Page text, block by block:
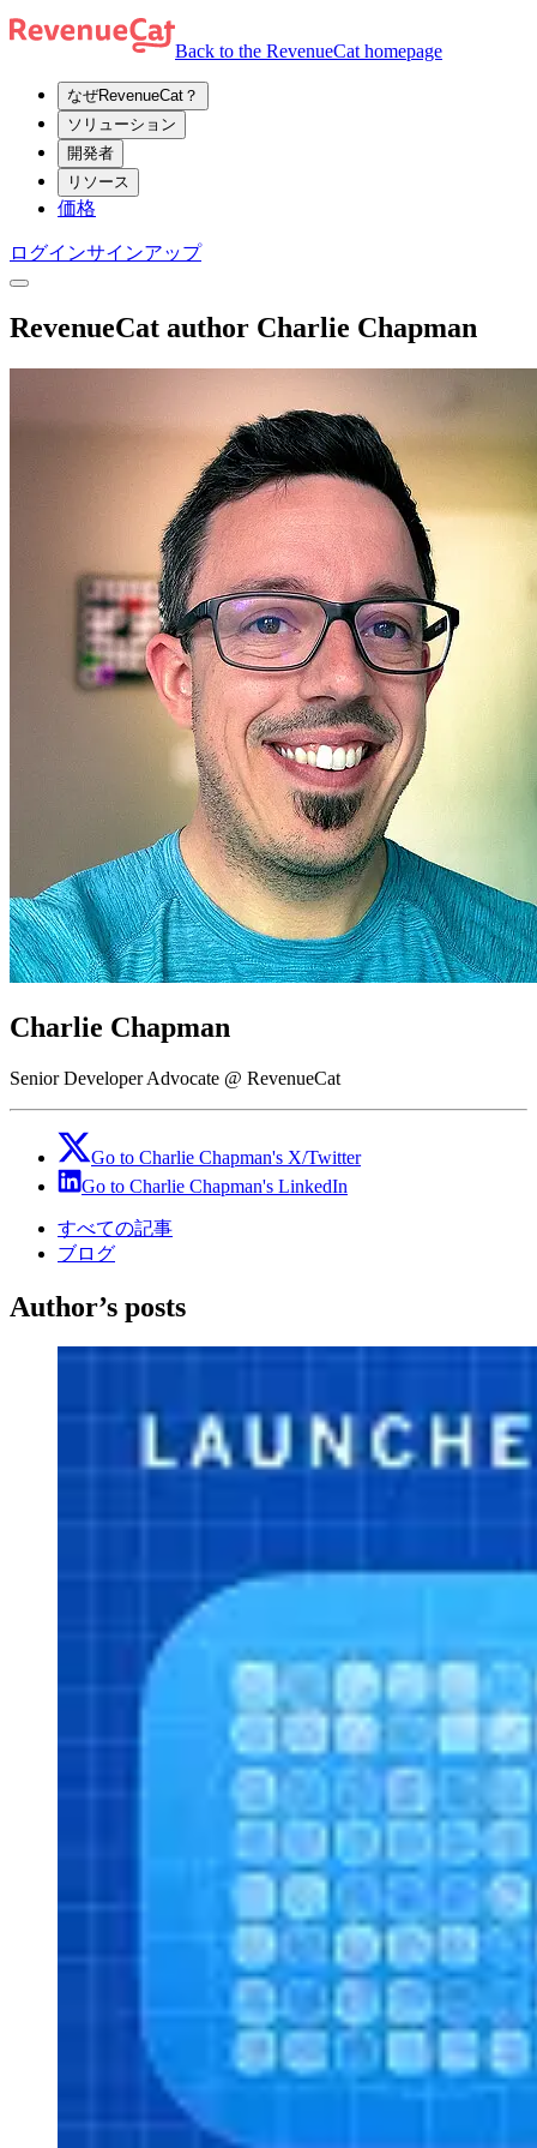
Back to the RevenueCat homepage
なぜRevenueCat？
ソリューション
開発者
リソース
価格
ログインサインアップ
RevenueCat author Charlie Chapman
Charlie Chapman
Senior Developer Advocate @ RevenueCat
Go to Charlie Chapman's X/Twitter
Go to Charlie Chapman's LinkedIn
すべての記事
ブログ
Author’s posts